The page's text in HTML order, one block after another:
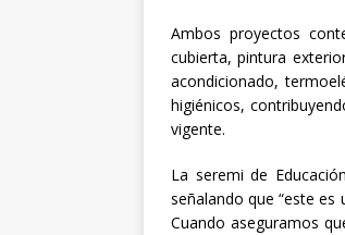
Ambos proyectos
cubierta, pintura
acondicionado,
higiénicos,
vigente.
La seremi de
señalando que “este
Cuando aseguramos